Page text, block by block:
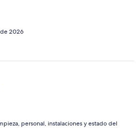
2026
personal, instalaciones y estado del